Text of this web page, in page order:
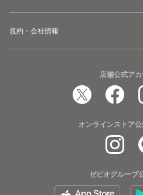
規約・会社情報
店舗公式アカ
オンラインストア
ゼビオグループ